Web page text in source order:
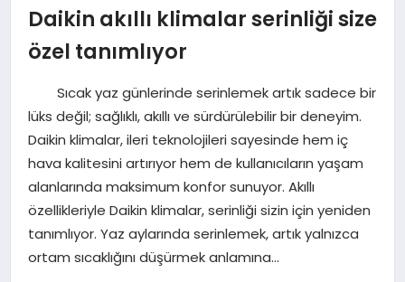
EĞITIM
EKONOMI
Daikin akıllı klimalar serinliği size
özel tanımlıyor
Sıcak yaz günlerinde serinlemek artık sadece bir
lüks değil; sağlıklı, akıllı ve sürdürülebilir bir deneyim.
Daikin klimalar, ileri teknolojileri sayesinde hem iç
hava kalitesini artırıyor hem de kullanıcıların yaşam
alanlarında maksimum konfor sunuyor. Akıllı
özellikleriyle Daikin klimalar, serinliği sizin için yeniden
tanımlıyor. Yaz aylarında serinlemek, artık yalnızca
ortam sıcaklığını düşürmek anlamına…